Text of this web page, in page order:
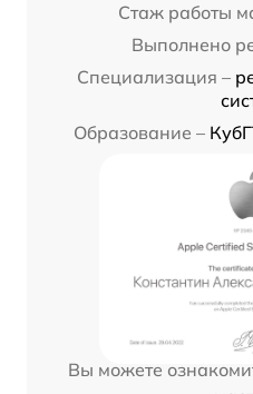
Стаж работы
Выполнено
Специализация –
Образование –
Вы можете